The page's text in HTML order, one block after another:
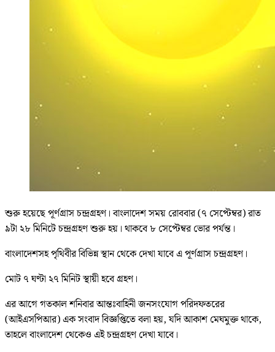
শুরু হয়েছে পূর্ণগ্রাস চন্দ্রগ্রহণ। বাংলাদেশ সময় রোববার (৭ সেপ্টেম্বর) রাত
৯টা ২৮ মিনিটে চন্দ্রগ্রহণ শুরু হয়। থাকবে ৮ সেপ্টেম্বর ভোর পর্যন্ত।
বাংলাদেশসহ পৃথিবীর বিভিন্ন স্থান থেকে দেখা যাবে এ পূর্ণগ্রাস চন্দ্রগ্রহণ।
মোট ৭ ঘণ্টা ২৭ মিনিট স্থায়ী হবে গ্রহণ।
এর আগে গতকাল শনিবার আন্তঃবাহিনী জনসংযোগ পরিদফতরের
(আইএসপিআর) এক সংবাদ বিজ্ঞপ্তিতে বলা হয়, যদি আকাশ মেঘমুক্ত থাকে,
তাহলে বাংলাদেশ থেকেও এই চন্দ্রগ্রহণ দেখা যাবে।